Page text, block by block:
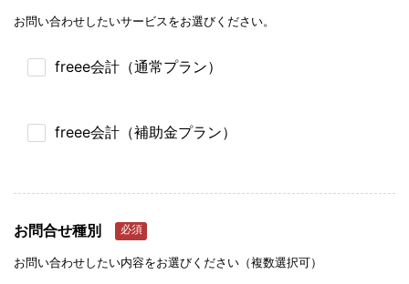
お問い合わせしたいサービスをお選びください。
freee会計（通常プラン）
freee会計（補助金プラン）
お問合せ種別 必須
お問い合わせしたい内容をお選びください（複数選択可）